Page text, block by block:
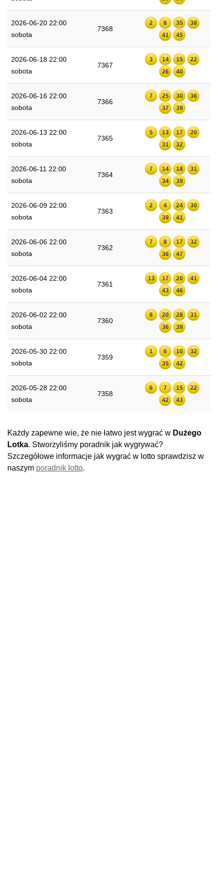
2026-06-20 22:00
sobota
7368
2 8 35
38
41
45
2026-06-18 22:00
sobota
7367
3 14 15
22
26
40
2026-06-16 22:00
sobota
7366
7 25 30
36
37
39
2026-06-13 22:00
sobota
7365
5 13 17
20
31
32
2026-06-11 22:00
sobota
7364
7 14 18
31
34
39
2026-06-09 22:00
sobota
7363
2 4 24
30
39
41
2026-06-06 22:00
sobota
7362
7 8 17
32
36
47
2026-06-04 22:00
sobota
7361
13 17 20
41
43
46
2026-06-02 22:00
sobota
7360
8 20 28
31
36
39
2026-05-30 22:00
sobota
7359
1 6 10
32
35
42
2026-05-28 22:00
sobota
7358
6 7 15
22
42
43
Każdy zapewne wie, że nie łatwo jest wygrać w Dużego
Lotka. Stworzyliśmy poradnik jak wygrywać?
Szczegółowe informacje jak wygrać w lotto sprawdzisz w
naszym poradnik lotto.